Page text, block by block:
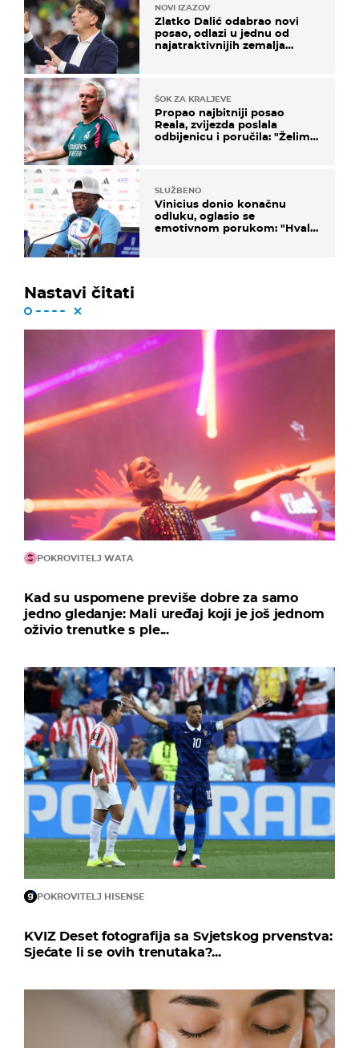
NOVI IZAZOV
Zlatko Dalić odabrao novi
posao, odlazi u jednu od
najatraktivnijih zemalja
ŠOK ZA KRALJEVE
Propao najbitniji posao
Reala, zvijezda poslala
odbijenicu i poručila: "Želim
SLUŽBENO
Vinicius donio konačnu
odluku, oglasio se
emotivnom porukom: "Hvala
Nastavi čitati
POKROVITELJ WATA
Kad su uspomene previše dobre za samo
jedno gledanje: Mali uređaj koji je još jednom
oživio trenutke s ple...
POKROVITELJ HISENSE
KVIZ Deset fotografija sa Svjetskog prvenstva:
Sjećate li se ovih trenutaka?...